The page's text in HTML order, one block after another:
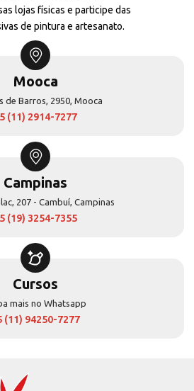
lojas físicas e participe das
de pintura e artesanato.
Mooca
de Barros, 2950, Mooca
(11) 2914-7277
Campinas
207 - Cambuí, Campinas
(19) 3254-7355
Cursos
mais no Whatsapp
(11) 94250-7277